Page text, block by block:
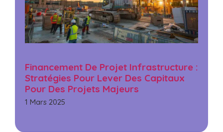
Financement De Projet Infrastructure :
Stratégies Pour Lever Des Capitaux
Pour Des Projets Majeurs
1 Mars 2025